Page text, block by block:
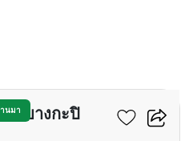
นมา
น บางกะปิ